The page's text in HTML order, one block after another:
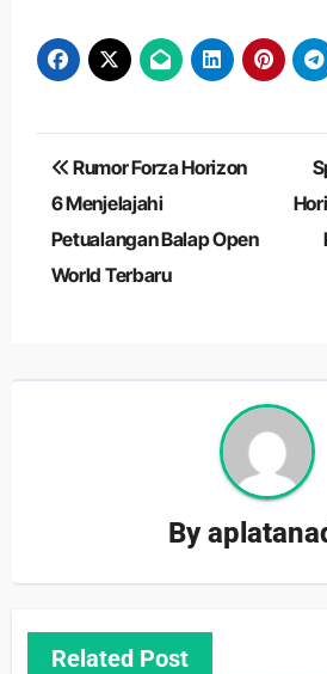
Navigasi
pos
Rumor Forza Horizon
6 Menjelajahi
Petualangan Balap Open
World Terbaru
By
Related Post